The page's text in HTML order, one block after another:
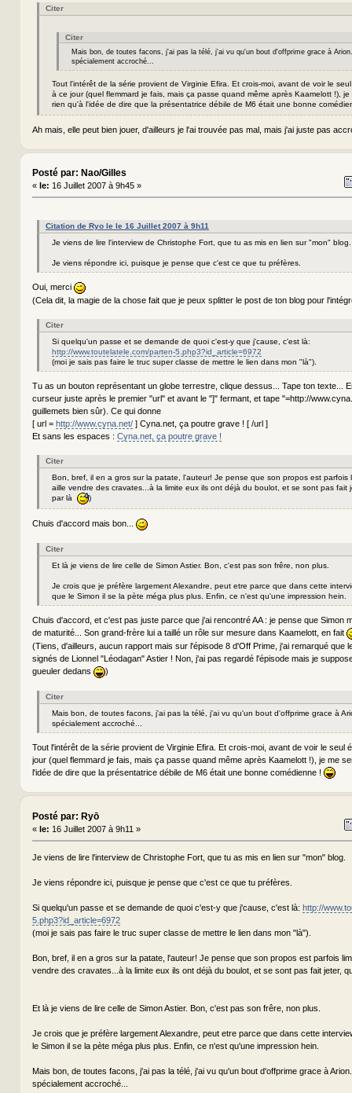
Citer
Citer
Mais bon, de toutes facons, j'ai pas la télé, j'ai vu qu'un bout d'offprime grace à
spécialement accroché...
Tout l'intérêt de la série provient de Virginie Efira. Et crois-moi, avant de voir le
à ce jour (quel flemmard je fais, mais ça passe quand même après Kaamelott !),
rien qu'à l'idée de dire que la présentatrice débile de M6 était une bonne
Ah mais, elle peut bien jouer, d'ailleurs je l'ai trouvée pas mal, mais j'ai juste pas
Posté par: Nao/Gilles
« le: 16 Juillet 2007 à 9h45 »
Citation de Ryo le le 16 Juillet 2007 à 9h11
Je viens de lire l'interview de Christophe Fort, que tu as mis en lien sur "mon" blog.
Je viens répondre ici, puisque je pense que c'est ce que tu préfères.
Oui, merci
(Cela dit, la magie de la chose fait que je peux splitter le post de ton blog pour
Citer
Si quelqu'un passe et se demande de quoi c'est-y que j'cause, c'est là:
http://www.toutelatele.com/parten-5.php3?id_article=6972
(moi je sais pas faire le truc super classe de mettre le lien dans mon "là").
Tu as un bouton représentant un globe terrestre, clique dessus... Tape ton texte...
curseur juste après le premier "url" et avant le "]" fermant, et tape "=http://
guillemets bien sûr). Ce qui donne
[ url = http://www.cyna.net/] Cyna.net, ça poutre grave ! [ /url ]
Et sans les espaces : Cyna.net, ça poutre grave !
Citer
Bon, bref, il en a gros sur la patate, l'auteur! Je pense que son propos est parfois
aille vendre des cravates...à la limite eux ils ont déjà du boulot, et se sont pas fait
par là
)
Chuis d'accord mais bon...
Citer
Et là je viens de lire celle de Simon Astier. Bon, c'est pas son frêre, non plus.
Je crois que je préfère largement Alexandre, peut etre parce que dans cette
que le Simon il se la pète méga plus plus. Enfin, ce n'est qu'une impression hein.
Chuis d'accord, et c'est pas juste parce que j'ai rencontré AA : je pense que Simon
de maturité... Son grand-frère lui a taillé un rôle sur mesure dans Kaamelott, en fait
(Tiens, d'ailleurs, aucun rapport mais sur l'épisode 8 d'Off Prime, j'ai remarqué que
signés de Lionnel "Léodagan" Astier ! Non, j'ai pas regardé l'épisode mais je
gueuler dedans
)
Citer
Mais bon, de toutes facons, j'ai pas la télé, j'ai vu qu'un bout d'offprime grace à
spécialement accroché...
Tout l'intérêt de la série provient de Virginie Efira. Et crois-moi, avant de voir le seul
jour (quel flemmard je fais, mais ça passe quand même après Kaamelott !), je me
l'idée de dire que la présentatrice débile de M6 était une bonne comédienne !
Posté par: Ryō
« le: 16 Juillet 2007 à 9h11 »
Je viens de lire l'interview de Christophe Fort, que tu as mis en lien sur "mon" blog.
Je viens répondre ici, puisque je pense que c'est ce que tu préfères.
Si quelqu'un passe et se demande de quoi c'est-y que j'cause, c'est là: http://
5.php3?id_article=6972
(moi je sais pas faire le truc super classe de mettre le lien dans mon "là").
Bon, bref, il en a gros sur la patate, l'auteur! Je pense que son propos est parfois
vendre des cravates...à la limite eux ils ont déjà du boulot, et se sont pas fait jeter,
Et là je viens de lire celle de Simon Astier. Bon, c'est pas son frêre, non plus.
Je crois que je préfère largement Alexandre, peut etre parce que dans cette
le Simon il se la pète méga plus plus. Enfin, ce n'est qu'une impression hein.
Mais bon, de toutes facons, j'ai pas la télé, j'ai vu qu'un bout d'offprime grace à
spécialement accroché...